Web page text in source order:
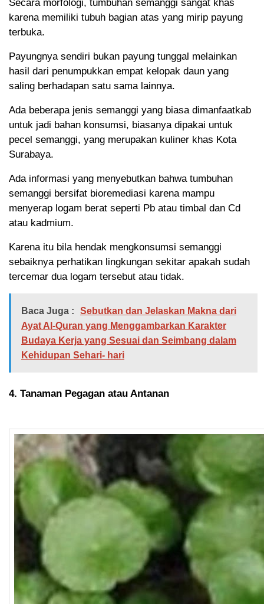
Secara morfologi, tumbuhan semanggi sangat khas
karena memiliki tubuh bagian atas yang mirip payung
terbuka.
Payungnya sendiri bukan payung tunggal melainkan
hasil dari penumpukkan empat kelopak daun yang
saling berhadapan satu sama lainnya.
Ada beberapa jenis semanggi yang biasa dimanfaatkab
untuk jadi bahan konsumsi, biasanya dipakai untuk
pecel semanggi, yang merupakan kuliner khas Kota
Surabaya.
Ada informasi yang menyebutkan bahwa tumbuhan
semanggi bersifat bioremediasi karena mampu
menyerap logam berat seperti Pb atau timbal dan Cd
atau kadmium.
Karena itu bila hendak mengkonsumsi semanggi
sebaiknya perhatikan lingkungan sekitar apakah sudah
tercemar dua logam tersebut atau tidak.
Baca Juga :
Sebutkan dan Jelaskan Makna dari
Ayat Al-Quran yang Menggambarkan Karakter
Budaya Kerja yang Sesuai dan Seimbang dalam
Kehidupan Sehari- hari
4. Tanaman Pegagan atau Antanan